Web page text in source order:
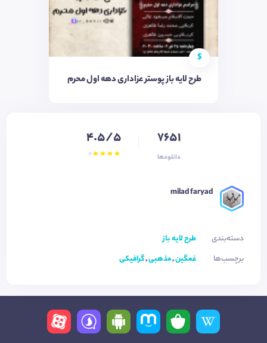
$
طرح لایه باز پوستر عزاداری دهه اول محرم
7651
دانلودها
4.5/5
milad faryad
دسته‌بندی
طرح لایه باز
برچسب‌ها
غمگین,مذهبی,گرافیکی